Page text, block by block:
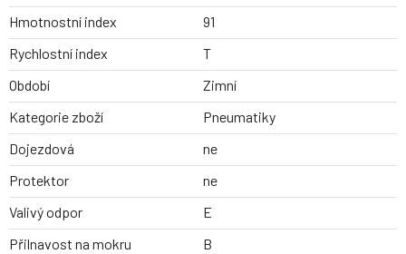
Hmotnostní index
91
Rychlostní index
T
Období
Zimní
Kategorie zboží
Pneumatiky
Dojezdová
ne
Protektor
ne
Valivý odpor
E
Přilnavost na mokru
B